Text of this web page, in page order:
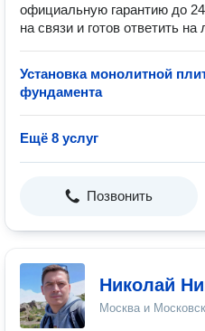
официальную гарантию до
на связи и готов ответить
Установка монолитной
фундамента
Ещё 8 услуг
Позвонить
Николай
Москва и